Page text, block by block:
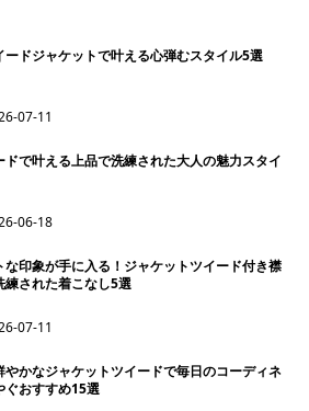
ードジャケットで叶える心弾むスタイル5選
07-11
ドで叶える上品で洗練された大人の魅力スタイ
06-18
な印象が手に入る！ジャケットツイード付き襟
練された着こなし5選
07-11
やかなジャケットツイードで毎日のコーディネ
ぐおすすめ15選